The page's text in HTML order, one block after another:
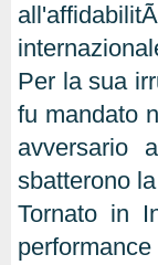
Per la sua
fu mandato
avversario
sbatterono
Tornato in